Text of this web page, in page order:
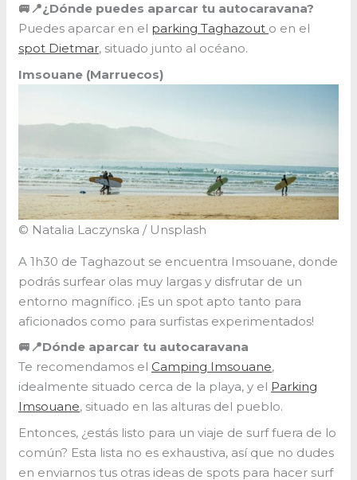
🚐📍¿Dónde puedes aparcar tu autocaravana?
Puedes aparcar en el parking Taghazout o en el
spot Dietmar, situado junto al océano.
Imsouane (Marruecos)
© Natalia Laczynska / Unsplash
A 1h30 de Taghazout se encuentra Imsouane, donde
podrás surfear olas muy largas y disfrutar de un
entorno magnífico. ¡Es un spot apto tanto para
aficionados como para surfistas experimentados!
🚐📍Dónde aparcar tu autocaravana
Te recomendamos el Camping Imsouane,
idealmente situado cerca de la playa, y el Parking
Imsouane, situado en las alturas del pueblo.
Entonces, ¿estás listo para un viaje de surf fuera de lo
común? Esta lista no es exhaustiva, así que no dudes
en enviarnos tus otras ideas de spots para hacer surf